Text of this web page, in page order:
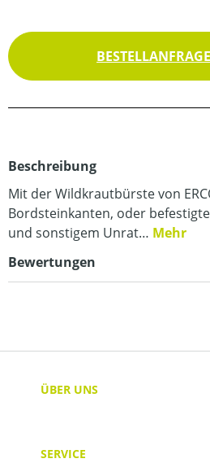
Beschreibung
Mit der Wildkrautbürste von
Bordsteinkanten, oder
und sonstigem Unrat… Mehr
Bewertungen
ÜBER UNS
SERVICE